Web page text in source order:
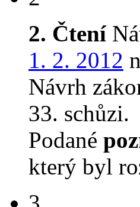
2. Čtení
1. 2. 2012
Návrh
33. schůzi.
Podané
který byl